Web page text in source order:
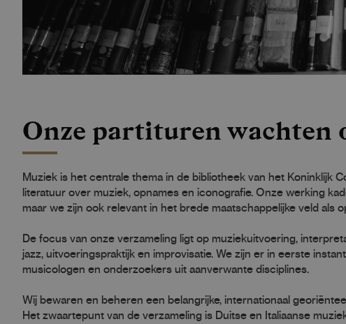
Onze partituren
Muziek is het centrale thema in de bibliotheek van het Koninklijk
literatuur over muziek, opnames en iconografie. Onze werking
maar we zijn ook relevant in het brede maatschappelijke veld als
De focus van onze verzameling ligt op muziekuitvoering,
jazz, uitvoeringspraktijk en improvisatie. We zijn er in eerste
musicologen en onderzoekers uit aanverwante disciplines.
Wij bewaren en beheren een belangrijke, internationaal
Het zwaartepunt van de verzameling is Duitse en Italiaanse